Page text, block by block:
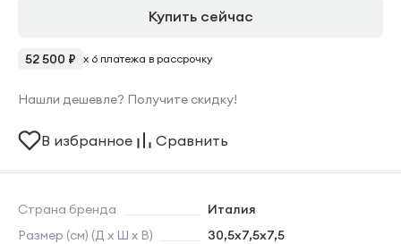
Страна бренда
Италия
Размер (см) (Д х Ш х В)
30,5x7,5x7,5
Купить сейчас
52 500 ₽ x 6 платежа в рассрочку
Нашли дешевле? Получите скидку!
В избранное Сравнить